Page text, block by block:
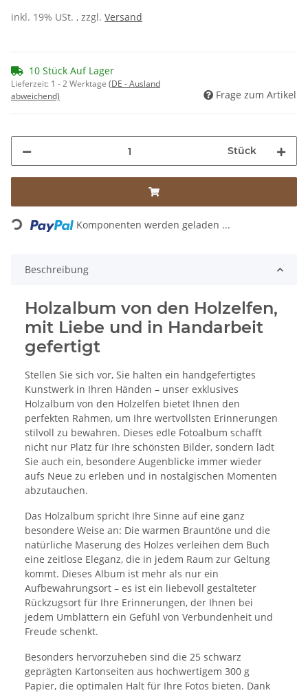
inkl. 19% USt. , zzgl. Versand
10 Stück Auf Lager
Lieferzeit: 1 - 2 Werktage (DE - Ausland
abweichend)
Frage zum Artikel
Stück
Loading... Komponenten werden geladen ...
Beschreibung
Holzalbum von den Holzelfen,
mit Liebe und in Handarbeit
gefertigt
Stellen Sie sich vor, Sie halten ein handgefertigtes
Kunstwerk in Ihren Händen – unser exklusives
Holzalbum von den Holzelfen bietet Ihnen den
perfekten Rahmen, um Ihre wertvollsten Erinnerungen
stilvoll zu bewahren. Dieses edle Fotoalbum schafft
nicht nur Platz für Ihre schönsten Bilder, sondern lädt
Sie auch ein, besondere Augenblicke immer wieder
aufs Neue zu erleben und in nostalgischen Momenten
abzutauchen.
Das Holzalbum spricht Ihre Sinne auf eine ganz
besondere Weise an: Die warmen Brauntöne und die
natürliche Maserung des Holzes verleihen dem Buch
eine zeitlose Eleganz, die in jedem Raum zur Geltung
kommt. Dieses Album ist mehr als nur ein
Aufbewahrungsort – es ist ein liebevoll gestalteter
Rückzugsort für Ihre Erinnerungen, der Ihnen bei
jedem Umblättern ein Gefühl von Verbundenheit und
Freude schenkt.
Besonders hervorzuheben sind die 25 schwarz
geprägten Kartonseiten aus hochwertigem 300 g
Papier, die optimalen Halt für Ihre Fotos bieten. Dank